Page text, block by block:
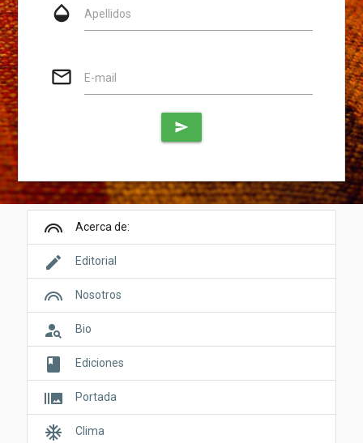
opacity Apellidos
mail_outline E-mail
send
looks Acerca de:
edit Editorial
looks Nosotros
person_search Bio
book Ediciones
burst_mode Portada
ac_unit Clima